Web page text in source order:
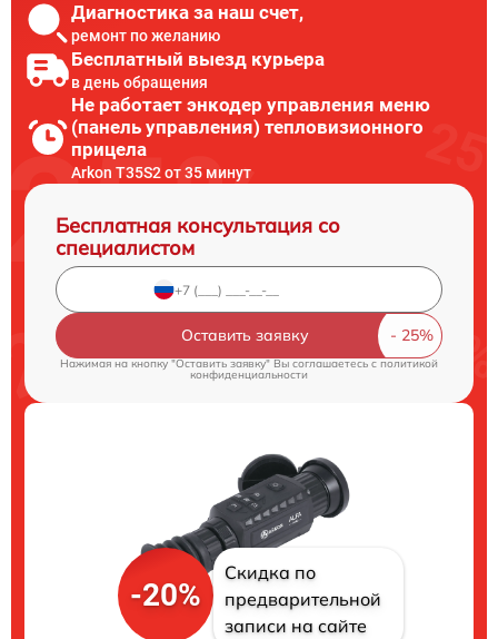
Диагностика за наш счет,
ремонт по желанию
Бесплатный выезд курьера
в день обращения
Не работает энкодер управления меню
(панель управления) тепловизионного
прицела
Arkon T35S2 от 35 минут
Бесплатная консультация со
специалистом
Оставить заявку
Нажимая на кнопку "Оставить заявку" Вы соглашаетесь c политикой
конфиденциальности
-20%
Скидка по
предварительной
записи на сайте